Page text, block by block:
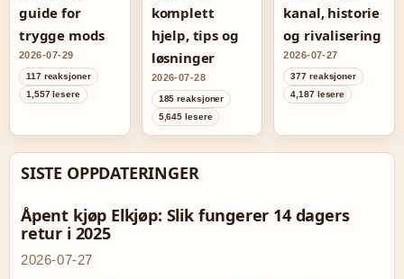
guide for
trygge mods
2026-07-29
117 reaksjoner
1,557 lesere
komplett
hjelp, tips og
løsninger
2026-07-28
185 reaksjoner
5,645 lesere
kanal, historie
og rivalisering
2026-07-27
377 reaksjoner
4,187 lesere
SISTE OPPDATERINGER
Åpent kjøp Elkjøp: Slik fungerer 14 dagers
retur i 2025
2026-07-27